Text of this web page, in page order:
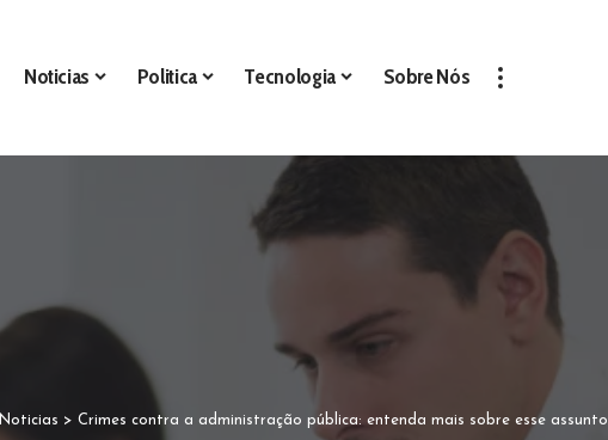
Noticias Politica Tecnologia Sobre Nós
Noticias > Crimes contra a administração pública: entenda mais sobre esse assunto